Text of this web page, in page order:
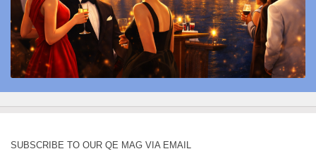
SUBSCRIBE TO OUR QE MAG VIA EMAIL